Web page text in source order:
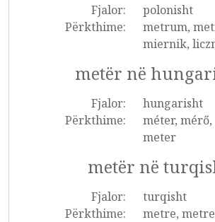
Fjalor:
polonisht
Përkthime:
metrum,
miernik,
metër në
Fjalor:
hungarisht
Përkthime:
méter, mérő,
meter
metër në
Fjalor:
turqisht
Përkthime:
metre,